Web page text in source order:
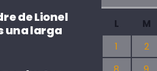
de Lionel
una larga
L M
1
2